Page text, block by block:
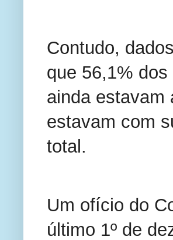
Contudo,
que 56,1%
ainda estavam
estavam com
total.
Um ofício do
último 1º de